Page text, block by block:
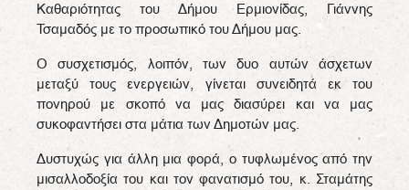
Καθαριότητας του Δήμου Ερμιονίδας, Γιάννης
Τσαμαδός με το προσωπικό του Δήμου μας.
Ο συσχετισμός, λοιπόν, των δυο αυτών άσχετων
μεταξύ τους ενεργειών, γίνεται συνειδητά εκ του
πονηρού με σκοπό να μας διασύρει και να μας
συκοφαντήσει στα μάτια των Δημοτών μας.
Δυστυχώς για άλλη μια φορά, ο τυφλωμένος από την
μισαλλοδοξία του και τον φανατισμό του, κ. Σταμάτης